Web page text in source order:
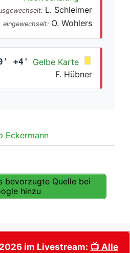
L. Schleimer
eingewechselt: O. Wohlers
+4'
Gelbe Karte
F. Hübner
Eckermann
bevorzugte Quelle bei
hinzu
im Livestream: 📺 Alle